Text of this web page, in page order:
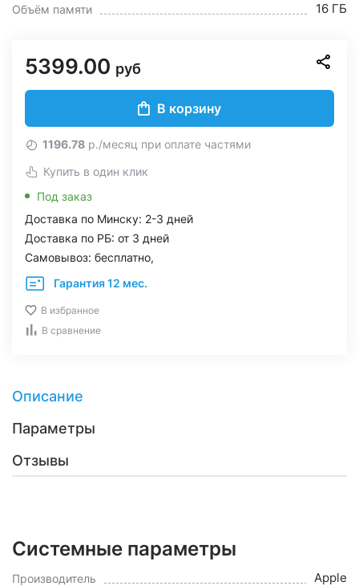
Объём памяти 16 ГБ
5399.00 руб
В корзину
1196.78 р./месяц при оплате частями
Купить в один клик
Под заказ
Доставка по Минску: 2-3 дней
Доставка по РБ: от 3 дней
Самовывоз: бесплатно,
Гарантия 12 мес.
В избранное
В сравнение
Описание
Параметры
Отзывы
Системные параметры
Производитель Apple